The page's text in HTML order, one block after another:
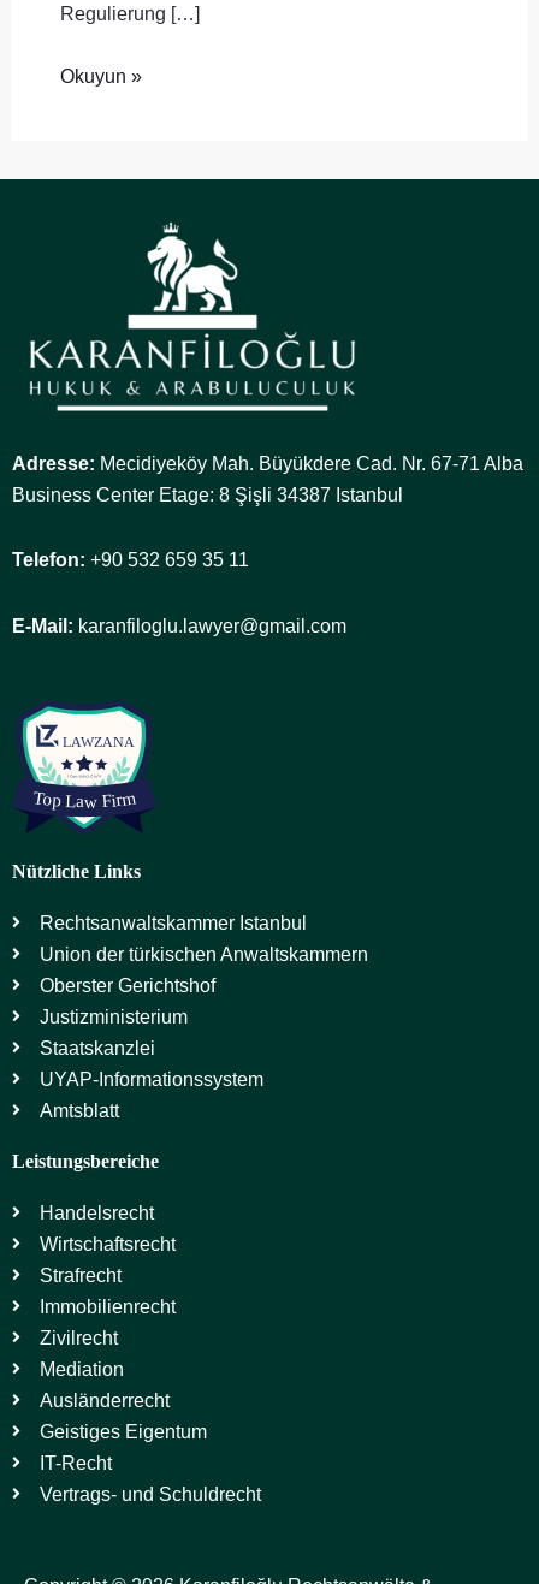
Regulierung […]
Okuyun »
Adresse: Mecidiyeköy Mah. Büyükdere Cad. Nr. 67-71 Alba
Business Center Etage: 8 Şişli 34387 Istanbul
Telefon: +90 532 659 35 11
E-Mail: karanfiloglu.lawyer@gmail.com
Nützliche Links
Rechtsanwaltskammer Istanbul
Union der türkischen Anwaltskammern
Oberster Gerichtshof
Justizministerium
Staatskanzlei
UYAP-Informationssystem
Amtsblatt
Leistungsbereiche
Handelsrecht
Wirtschaftsrecht
Strafrecht
Immobilienrecht
Zivilrecht
Mediation
Ausländerrecht
Geistiges Eigentum
IT-Recht
Vertrags- und Schuldrecht